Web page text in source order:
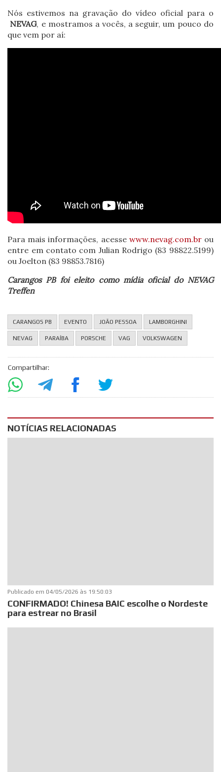
Nós estivemos na gravação do vídeo oficial para o
NEVAG, e mostramos a vocês, a seguir, um pouco do
que vem por aí:
Para mais informações, acesse www.nevag.com.brou
entre em contato com Julian Rodrigo (83 98822.5199)
ou Joelton (83 98853.7816)
Carangos PB foi eleito como mídia oficial do NEVAG
Treffen
CARANGOS PB EVENTO JOÃO PESSOA LAMBORGHINI
NEVAG PARAÍBA PORSCHE VAG VOLKSWAGEN
Compartilhar:
NOTÍCIAS RELACIONADAS
Publicado em 04/05/2026 às 19:50:03
CONFIRMADO! Chinesa BAIC escolhe o Nordeste
para estrear no Brasil